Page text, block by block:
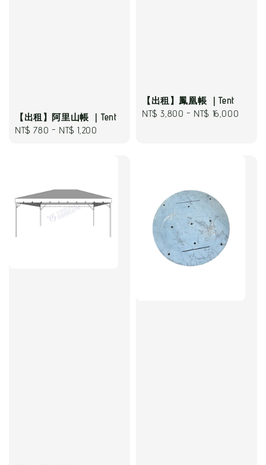
【出租】阿里山帳 ｜Tent
Regular
NT$ 780 - NT$ 1,200
【出租】鳳凰帳 ｜Tent
Regular
NT$ 3,800 - NT$ 16,000